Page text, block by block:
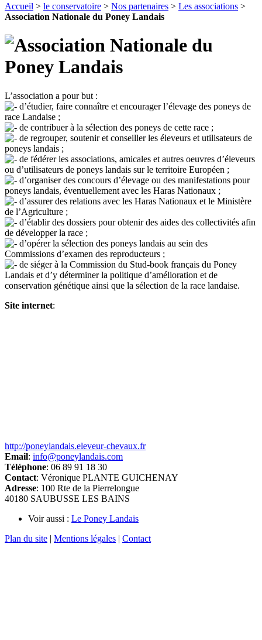
Accueil > le conservatoire > Nos partenaires > Les associations >
Association Nationale du Poney Landais
L’association a pour but :
d’étudier, faire connaître et encourager l’élevage des poneys de
race Landaise ;
de contribuer à la sélection des poneys de cette race ;
de regrouper, soutenir et conseiller les éleveurs et utilisateurs de
poneys landais ;
de fédérer les associations, amicales et autres oeuvres d’éleveurs
ou d’utilisateurs de poneys landais sur le territoire Européen ;
d’organiser des concours d’élevage ou des manifestations pour
poneys landais, éventuellement avec les Haras Nationaux ;
d’assurer des relations avec les Haras Nationaux et le Ministère
de l’Agriculture ;
d’établir des dossiers pour obtenir des aides des collectivités afin
de développer la race ;
d’opérer la sélection des poneys landais au sein des
Commissions d’examen des reproducteurs ;
de siéger à la Commission du Stud-book français du Poney
Landais et d’y déterminer la politique d’amélioration et de
conservation génétique ainsi que la sélection de la race landaise.
Site internet:
http://poneylandais.eleveur-chevaux.fr
Email: info@poneylandais.com
Téléphone: 06 89 91 18 30
Contact: Véronique PLANTE GUICHENAY
Adresse: 100 Rte de la Pierrelongue
40180 SAUBUSSE LES BAINS
Voir aussi : Le Poney Landais
Plan du site | Mentions légales | Contact